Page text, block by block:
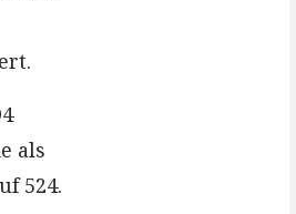
als
524.